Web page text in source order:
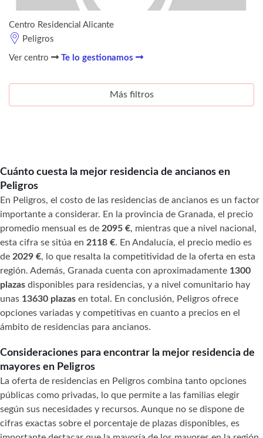
Centro Residencial Alicante
Peligros
Ver centro Te lo gestionamos
Más filtros
Cuánto cuesta la mejor residencia de ancianos en
Peligros
En Peligros, el costo de las residencias de ancianos es un factor
importante a considerar. En la provincia de Granada, el precio
promedio mensual es de 2095 €, mientras que a nivel nacional,
esta cifra se sitúa en 2118 €. En Andalucía, el precio medio es
de 2029 €, lo que resalta la competitividad de la oferta en esta
región. Además, Granada cuenta con aproximadamente 1300
plazas disponibles para residencias, y a nivel comunitario hay
unas 13630 plazas en total. En conclusión, Peligros ofrece
opciones variadas y competitivas en cuanto a precios en el
ámbito de residencias para ancianos.
Consideraciones para encontrar la mejor residencia de
mayores en Peligros
La oferta de residencias en Peligros combina tanto opciones
públicas como privadas, lo que permite a las familias elegir
según sus necesidades y recursos. Aunque no se dispone de
cifras exactas sobre el porcentaje de plazas disponibles, es